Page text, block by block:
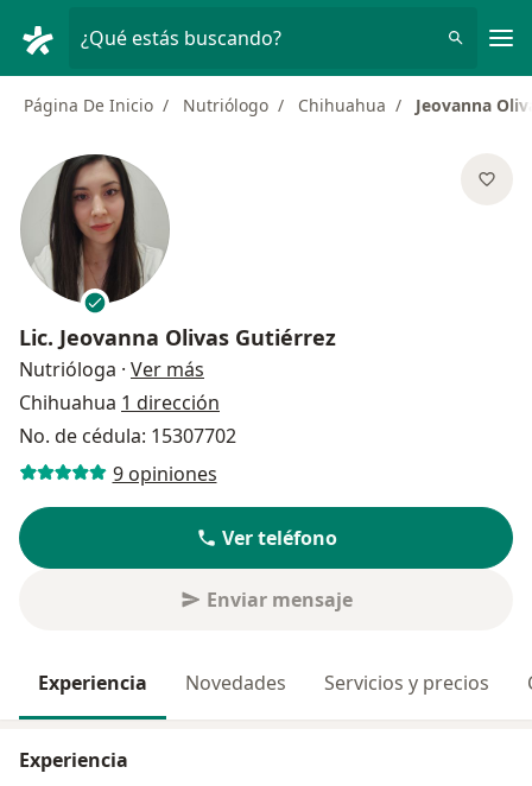
¿Qué estás buscando?
Página De Inicio Nutriólogo Chihuahua Jeovanna
Lic. Jeovanna Olivas Gutiérrez
Nutrióloga · Ver más
Chihuahua 1 dirección
No. de cédula: 15307702
9 opiniones
Ver teléfono
Enviar mensaje
Experiencia Novedades Servicios y precios
Experiencia